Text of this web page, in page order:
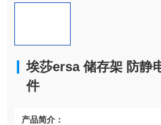
埃莎ersa 储存架 防静
件
产品简介：